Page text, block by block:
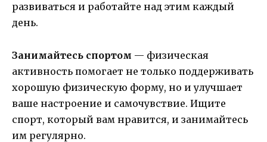
развиваться и работайте над этим каждый
день.
Занимайтесь спортом — физическая
активность помогает не только поддерживать
хорошую физическую форму, но и улучшает
ваше настроение и самочувствие. Ищите
спорт, который вам нравится, и занимайтесь
им регулярно.